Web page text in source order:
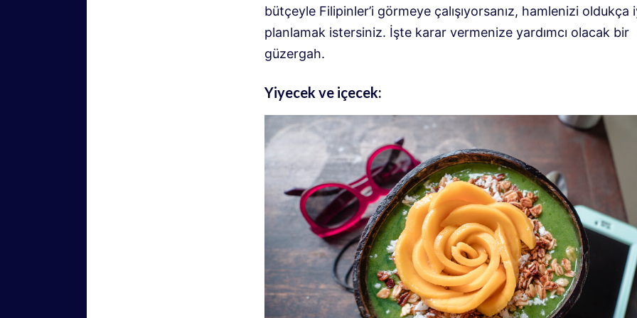
bütçeyle Filipinler’i görmeye çalışıyorsanız, hamlenizi oldukça
planlamak istersiniz. İşte karar vermenize yardımcı olacak bir
güzergah.
Yiyecek ve içecek: